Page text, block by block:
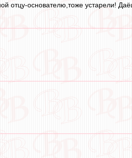
отцу-основателю,тоже устарели!